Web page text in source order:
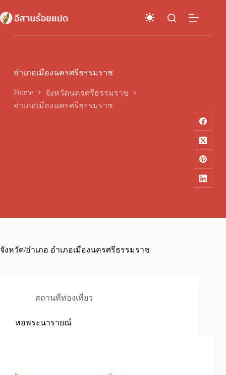
to
content
อำเภอเมืองนครศรีธรรมราช
Home
จังหวัดนครศรีธรรมราช
อำเภอเมืองนครศรีธรรมราช
จังหวัด/อำเภอ อำเภอเมืองนครศรีธรรมราช
สถานที่ท่องเที่ยว
หอพระนารายณ์